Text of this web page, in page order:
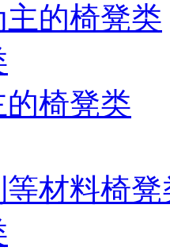
的椅凳类
椅凳类
材料椅凳